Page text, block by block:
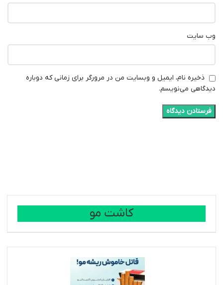
وب‌ سایت
ذخیره نام، ایمیل و وبسایت من در مرورگر برای زمانی که دوباره
دیدگاهی می‌نویسم.
کاشت مو